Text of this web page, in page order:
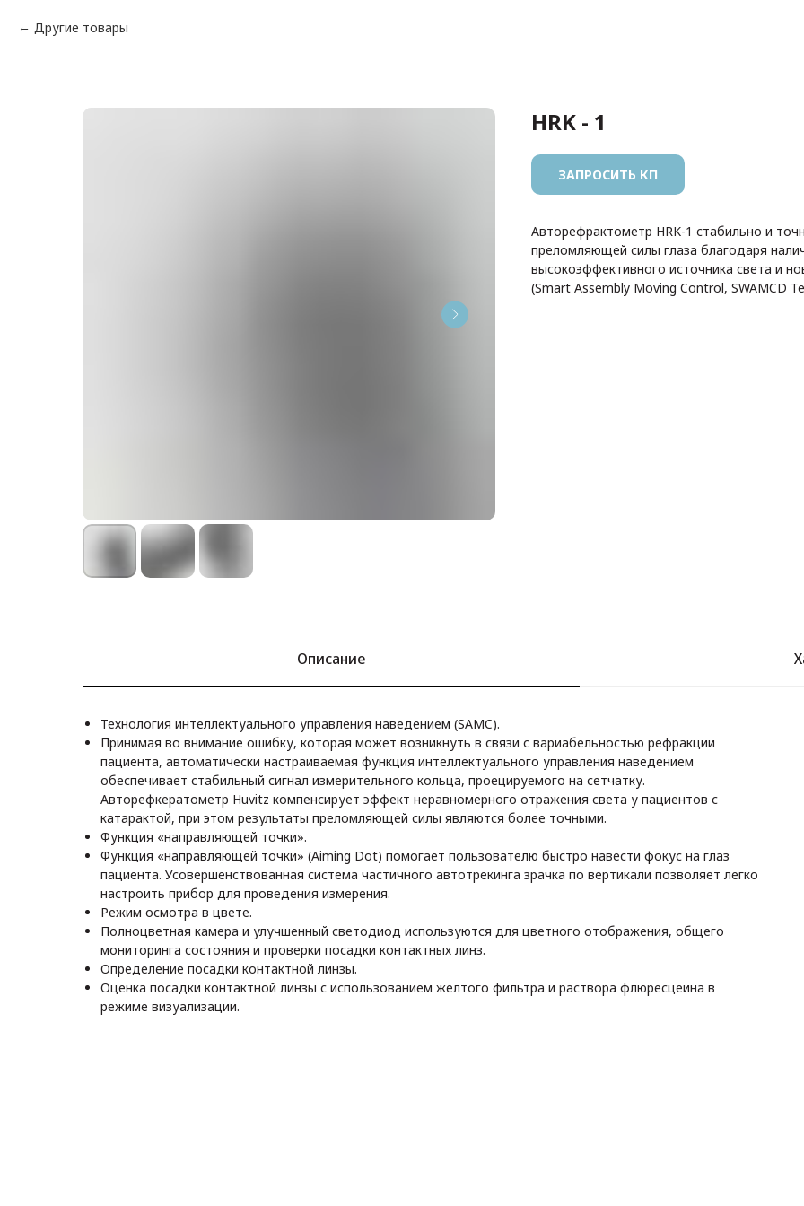
Другие товары
HRK - 1
ЗАПРОСИТЬ КП
Авторефрактометр HRK-1 стабильно и
преломляющей силы глаза благодаря
высокоэффективного источника света и
(Smart Assembly Moving Control, SWAMCD
Описание
Технология интеллектуального управления наведением (SAMC).
Принимая во внимание ошибку, которая может возникнуть в связи с вариабельностью рефракции
пациента, автоматически настраиваемая функция интеллектуального управления наведением
обеспечивает стабильный сигнал измерительного кольца, проецируемого на сетчатку.
Авторефкератометр Huvitz компенсирует эффект неравномерного отражения света у пациентов с
катарактой, при этом результаты преломляющей силы являются более точными.
Функция «направляющей точки».
Функция «направляющей точки» (Aiming Dot) помогает пользователю быстро навести фокус на глаз
пациента. Усовершенствованная система частичного автотрекинга зрачка по вертикали позволяет легко
настроить прибор для проведения измерения.
Режим осмотра в цвете.
Полноцветная камера и улучшенный светодиод используются для цветного отображения, общего
мониторинга состояния и проверки посадки контактных линз.
Определение посадки контактной линзы.
Оценка посадки контактной линзы с использованием желтого фильтра и раствора флюресцеина в
режиме визуализации.